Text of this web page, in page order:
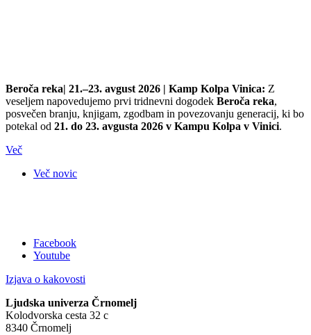
Beroča reka| 21.–23. avgust 2026 | Kamp Kolpa Vinica: Z
veseljem napovedujemo prvi tridnevni dogodek Beroča reka,
posvečen branju, knjigam, zgodbam in povezovanju generacij, ki bo
potekal od 21. do 23. avgusta 2026 v Kampu Kolpa v Vinici.
Več
Več novic
Facebook
Youtube
Izjava o kakovosti
Ljudska univerza Črnomelj
Kolodvorska cesta 32 c
8340 Črnomelj